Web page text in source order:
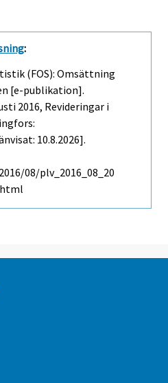
:
(FOS): Omsättning
[e-publikation].
2016, Revideringar i
10.8.2026].
08/plv_2016_08_20